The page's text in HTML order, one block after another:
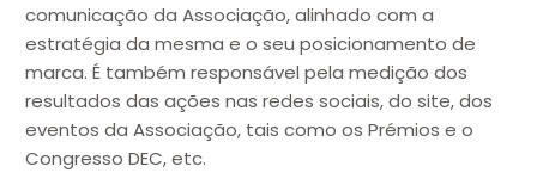
comunicação da Associação, alinhado com a
estratégia da mesma e o seu posicionamento de
marca. É também responsável pela medição dos
resultados das ações nas redes sociais, do site, dos
eventos da Associação, tais como os Prémios e o
Congresso DEC, etc.